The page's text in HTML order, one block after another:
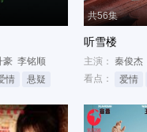
豪 李铭顺
情 悬疑
共56集
听雪楼
主演： 秦俊杰
看点：
爱情